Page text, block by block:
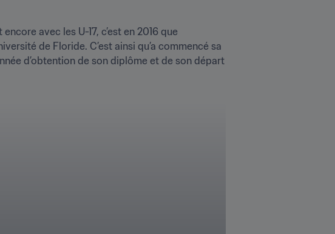
avec les U-17, c’est en 2016 que
de Floride. C’est ainsi qu’a commencé sa
d’obtention de son diplôme et de son départ